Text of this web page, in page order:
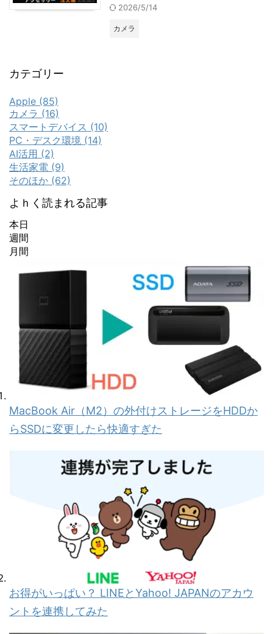
2026/5/14
カメラ
カテゴリー
Apple (85)
カメラ (16)
スマートデバイス (10)
PC・デスク環境 (14)
AI活用 (2)
生活家電 (9)
そのほか (62)
よｈく読まれる記事
本日
週間
月間
MacBook Air（M2）の外付けストレージをHDDか
らSSDに変更したら快適すぎた
お得がいっぱい？ LINEとYahoo! JAPANのアカウ
ントを連携してみた